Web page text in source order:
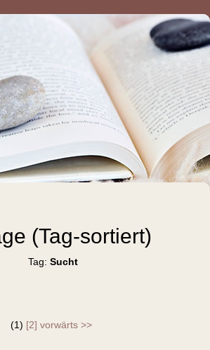
(Tag-sortiert)
Tag: Sucht
(1) [2] vorwärts >>